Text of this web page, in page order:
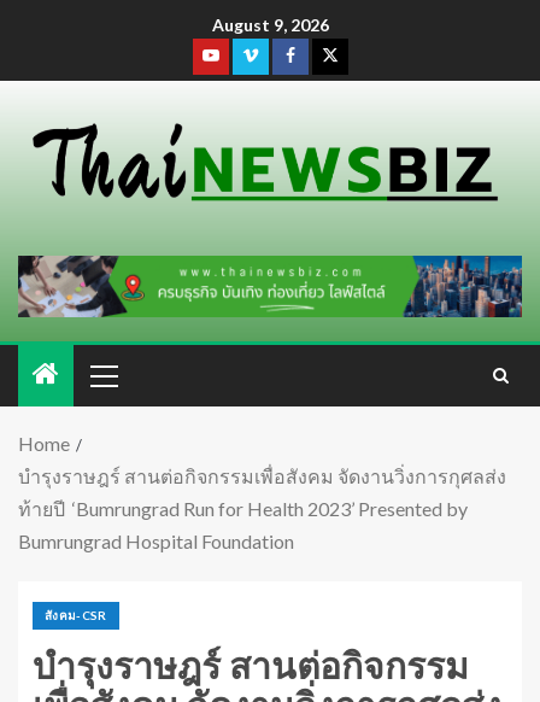
August 9, 2026
Home
บำรุงราษฎร์ สานต่อกิจกรรมเพื่อสังคม จัดงานวิ่งการกุศลส่ง
ท้ายปี ‘Bumrungrad Run for Health 2023’ Presented by
Bumrungrad Hospital Foundation
สังคม-CSR
บำรุงราษฎร์ สานต่อกิจกรรม